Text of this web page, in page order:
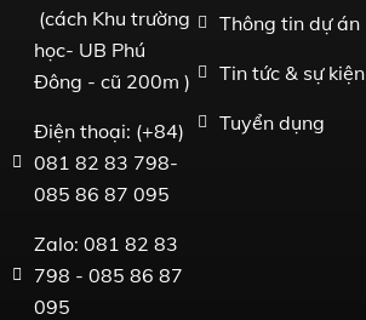
(cách Khu trường
học- UB Phú
Đông - cũ 200m )
Điện thoại: (+84)
081 82 83 798-
085 86 87 095
Zalo: 081 82 83
798 - 085 86 87
095
Thông tin dự án
Tin tức & sự kiện
Tuyển dụng